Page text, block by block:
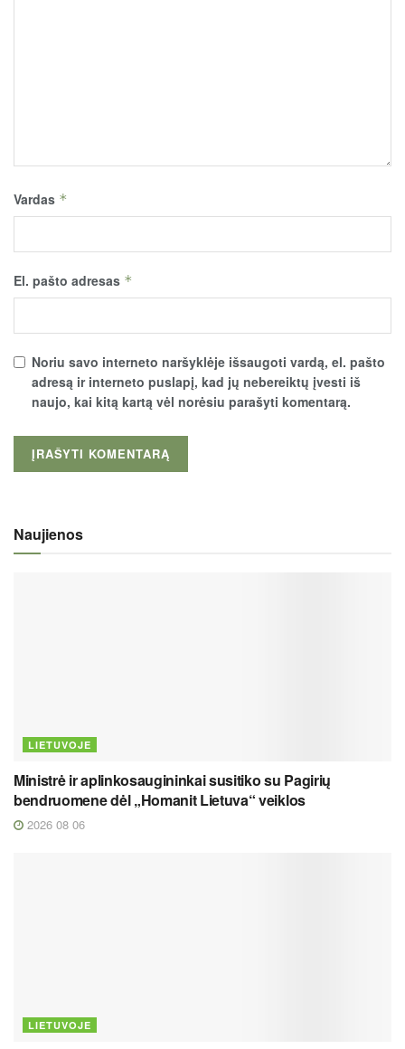
Vardas *
El. pašto adresas *
Noriu savo interneto naršyklėje išsaugoti vardą, el. pašto
adresą ir interneto puslapį, kad jų nebereiktų įvesti iš
naujo, kai kitą kartą vėl norėsiu parašyti komentarą.
Naujienos
LIETUVOJE
Ministrė ir aplinkosaugininkai susitiko su Pagirių
bendruomene dėl „Homanit Lietuva“ veiklos
2026 08 06
LIETUVOJE